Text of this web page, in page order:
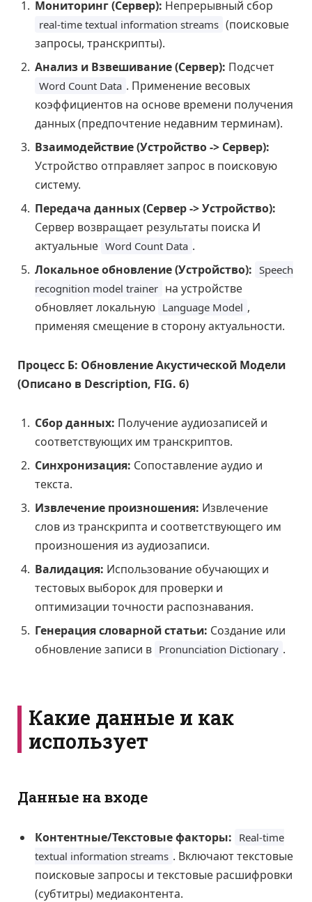
Мониторинг (Сервер): Непрерывный сбор
real-time textual information streams (поисковые
запросы, транскрипты).
Анализ и Взвешивание (Сервер): Подсчет
Word Count Data . Применение весовых
коэффициентов на основе времени получения
данных (предпочтение недавним терминам).
Взаимодействие (Устройство -> Сервер):
Устройство отправляет запрос в поисковую
систему.
Передача данных (Сервер -> Устройство):
Сервер возвращает результаты поиска И
актуальные Word Count Data .
Локальное обновление (Устройство): Speech
recognition model trainer на устройстве
обновляет локальную Language Model ,
применяя смещение в сторону актуальности.
Процесс Б: Обновление Акустической Модели
(Описано в Description, FIG. 6)
Сбор данных: Получение аудиозаписей и
соответствующих им транскриптов.
Синхронизация: Сопоставление аудио и
текста.
Извлечение произношения: Извлечение
слов из транскрипта и соответствующего им
произношения из аудиозаписи.
Валидация: Использование обучающих и
тестовых выборок для проверки и
оптимизации точности распознавания.
Генерация словарной статьи: Создание или
обновление записи в Pronunciation Dictionary .
Какие данные и как
использует
Данные на входе
Контентные/Текстовые факторы: Real-time
textual information streams . Включают текстовые
поисковые запросы и текстовые расшифровки
(субтитры) медиаконтента.